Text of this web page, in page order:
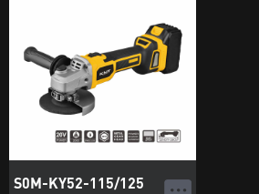
S0M-KY52-115/125